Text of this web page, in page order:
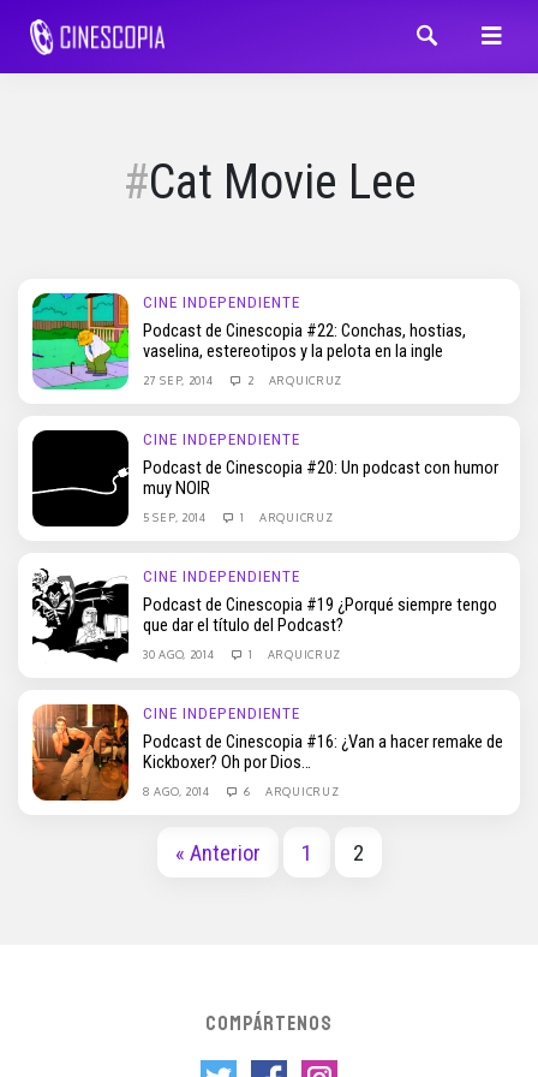
Cat Movie Lee
CINE INDEPENDIENTE
Podcast de Cinescopia #22: Conchas, hostias,
vaselina, estereotipos y la pelota en la ingle
27 SEP, 2014 2 ARQUICRUZ
CINE INDEPENDIENTE
Podcast de Cinescopia #20: Un podcast con humor
muy NOIR
5 SEP, 2014 1 ARQUICRUZ
CINE INDEPENDIENTE
Podcast de Cinescopia #19 ¿Porqué siempre tengo
que dar el título del Podcast?
30 AGO, 2014 1 ARQUICRUZ
CINE INDEPENDIENTE
Podcast de Cinescopia #16: ¿Van a hacer remake de
Kickboxer? Oh por Dios…
8 AGO, 2014 6 ARQUICRUZ
« Anterior 1 2
COMPÁRTENOS